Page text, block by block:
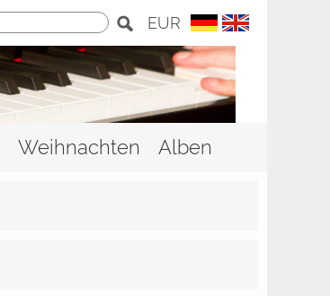
EUR
Weihnachten Alben